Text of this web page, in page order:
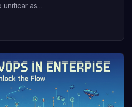
unificar as…